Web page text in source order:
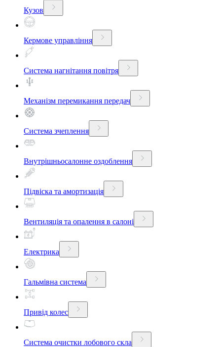
Кузов
Кермове управління
Система нагнітання повітря
Механізм перемикання передач
Система зчеплення
Внутрішньосалонне оздоблення
Підвіска та амортизація
Вентиляція та опалення в салоні
Електрика
Гальмівна система
Привід колес
Система очистки лобового скла